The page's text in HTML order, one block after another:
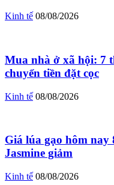
Kinh tế 08/08/2026
Mua nhà ở xã hội: 7
chuyển tiền đặt cọc
Kinh tế 08/08/2026
Giá lúa gạo hôm nay
Jasmine giảm
Kinh tế 08/08/2026